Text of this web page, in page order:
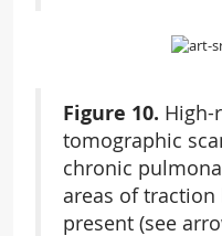
Figure 10. High-
tomographic
chronic
areas of
present (see